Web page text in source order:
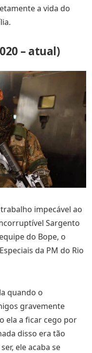
a vida do
– atual)
impecável ao
Sargento
do Bope, o
da PM do Rio
quando o
gravemente
ela a ficar cego por
disso era tão
ele acaba se